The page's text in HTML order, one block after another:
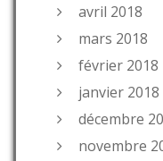
avril 2018
mars 2018
février 2018
janvier 2018
décembre
novembre